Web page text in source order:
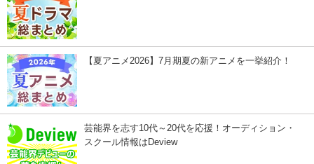
【夏アニメ2026】7月期夏の新アニメを一挙紹介！
芸能界を志す10代～20代を応援！オーディション・
スクール情報はDeview